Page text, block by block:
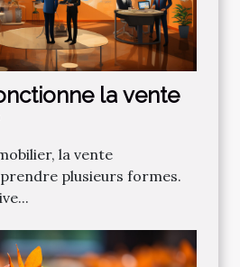
la vente
la vente
plusieurs formes.